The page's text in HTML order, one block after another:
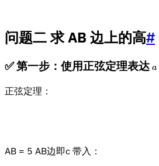
h
a
rr
w
问题二 求 AB 边上的高#
✅ 第一步：使用正弦定理表达 a
a
正弦定理：
AB = 5 AB边即c 带入：